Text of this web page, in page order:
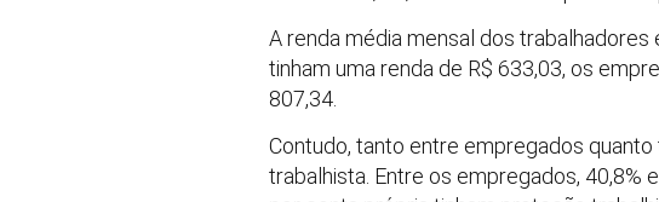
A renda média mensal dos
tinham uma renda de R$ 633,03, os
807,34.
Contudo, tanto entre empregados
trabalhista. Entre os empregados, 40,8%